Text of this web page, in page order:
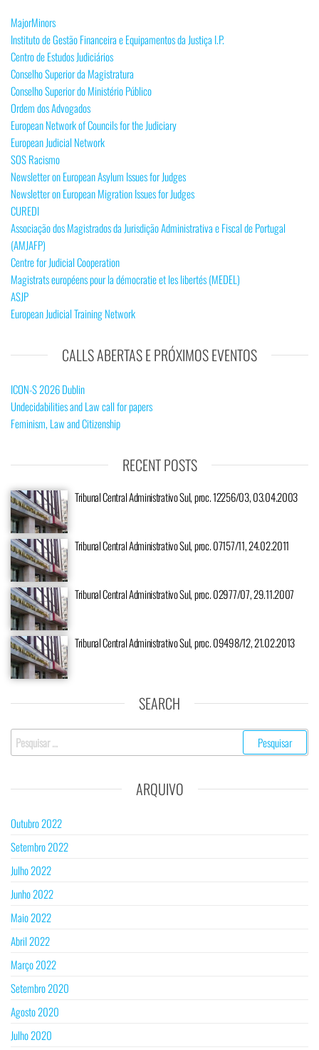
MajorMinors
Instituto de Gestão Financeira e Equipamentos da Justiça I.P.
Centro de Estudos Judiciários
Conselho Superior da Magistratura
Conselho Superior do Ministério Público
Ordem dos Advogados
European Network of Councils for the Judiciary
European Judicial Network
SOS Racismo
Newsletter on European Asylum Issues for Judges
Newsletter on European Migration Issues for Judges
CUREDI
Associação dos Magistrados da Jurisdição Administrativa e Fiscal de Portugal
(AMJAFP)
Centre for Judicial Cooperation
Magistrats européens pour la démocratie et les libertés (MEDEL)
ASJP
European Judicial Training Network
CALLS ABERTAS E PRÓXIMOS EVENTOS
ICON-S 2026 Dublin
Undecidabilities and Law call for papers
Feminism, Law and Citizenship
RECENT POSTS
Tribunal Central Administrativo Sul, proc. 12256/03, 03.04.2003
Tribunal Central Administrativo Sul, proc. 07157/11, 24.02.2011
Tribunal Central Administrativo Sul, proc. 02977/07, 29.11.2007
Tribunal Central Administrativo Sul, proc. 09498/12, 21.02.2013
SEARCH
Pesquisar
por:
ARQUIVO
Outubro 2022
Setembro 2022
Julho 2022
Junho 2022
Maio 2022
Abril 2022
Março 2022
Setembro 2020
Agosto 2020
Julho 2020